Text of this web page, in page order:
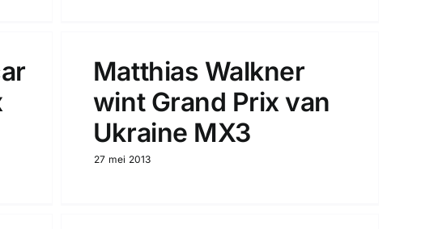
Matthias Walkner
wint Grand Prix van
Ukraine MX3
27 mei 2013